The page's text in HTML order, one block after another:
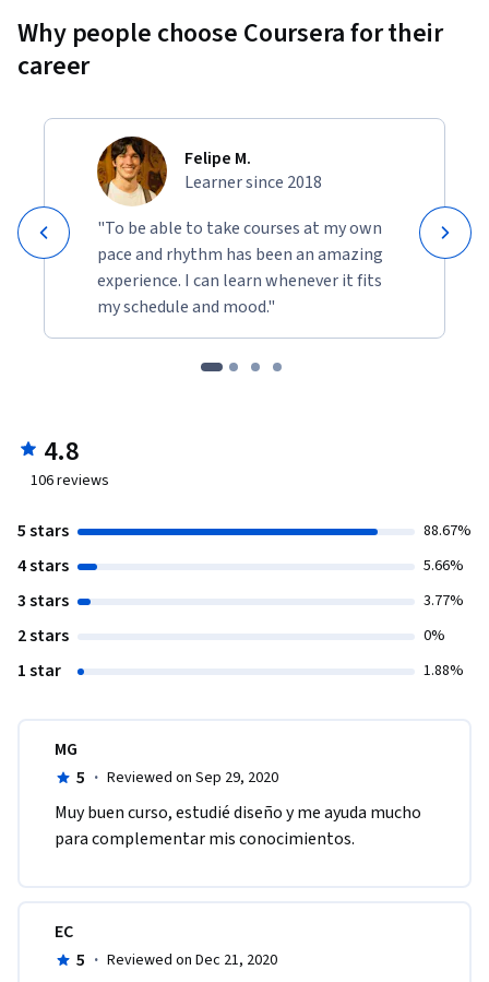
Why people choose Coursera for their
career
Felipe M.
Learner since 2018
"To be able to take courses at my own
pace and rhythm has been an amazing
experience. I can learn whenever it fits
my schedule and mood."
4.8
106reviews
5 stars 88.67%
4 stars 5.66%
3 stars 3.77%
2 stars 0%
1 star 1.88%
MG
5 · Reviewed on Sep 29, 2020
Muy buen curso, estudié diseño y me ayuda mucho
para complementar mis conocimientos.
EC
5 · Reviewed on Dec 21, 2020